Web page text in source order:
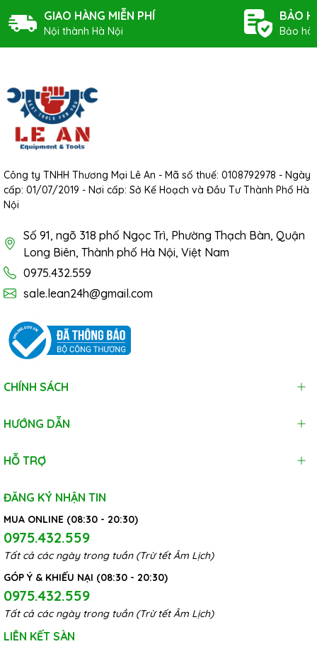
GIAO HÀNG MIỄN PHÍ
Nội thành Hà Nội
BẢO
Bảo
Công ty TNHH Thương Mại Lê An - Mã số thuế: 0108792978 - Ngày
cấp: 01/07/2019 - Nơi cấp: Sở Kế Hoạch và Đầu Tư Thành Phố Hà
Nội
Số 91, ngõ 318 phố Ngọc Trì, Phường Thạch Bàn, Quận
Long Biên, Thành phố Hà Nội, Việt Nam
0975.432.559
sale.lean24h@gmail.com
CHÍNH SÁCH
HƯỚNG DẪN
HỖ TRỢ
ĐĂNG KÝ NHẬN TIN
MUA ONLINE (08:30 - 20:30)
0975.432.559
Tất cả các ngày trong tuần (Trừ tết Âm Lịch)
GÓP Ý & KHIẾU NẠI (08:30 - 20:30)
0975.432.559
Tất cả các ngày trong tuần (Trừ tết Âm Lịch)
LIÊN KẾT SÀN